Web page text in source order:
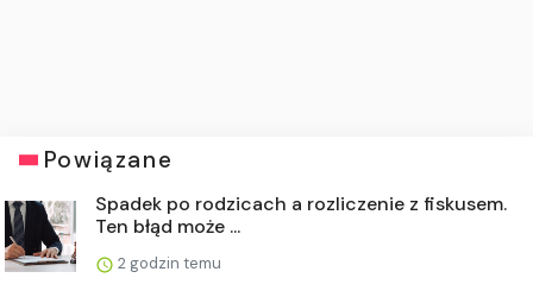
Powiązane
Spadek po rodzicach a rozliczenie z fiskusem.
Ten błąd może ...
2 godzin temu